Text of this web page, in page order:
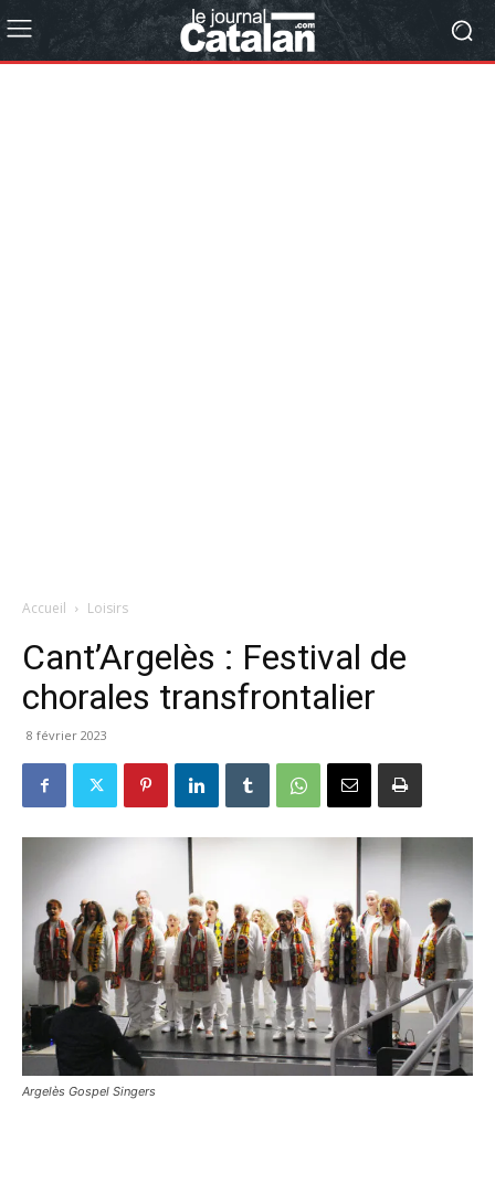
Accueil Loisirs
Cant’Argelès : Festival de
chorales transfrontalier
8 février 2023
Argelès Gospel Singers